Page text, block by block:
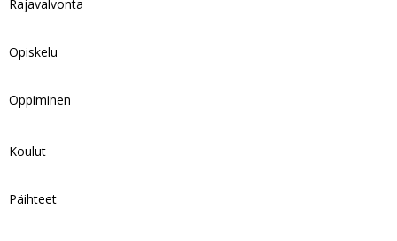
Rajavalvonta
Opiskelu
Oppiminen
Koulut
Päihteet